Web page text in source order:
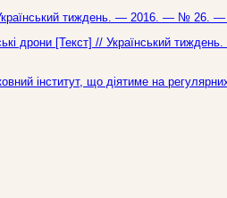
Український тиждень. — 2016. — № 26.
дрони [Текст] // Український
інститут, що діятиме на